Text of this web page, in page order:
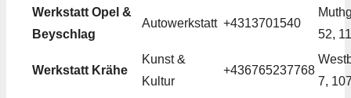
Werkstatt Opel &
Beyschlag
Autowerkstatt +4313701540
52,
Werkstatt Krähe
Kunst &
Kultur
+436765237768
7,